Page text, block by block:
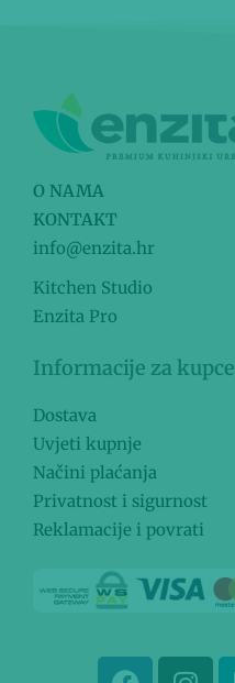
O NAMA
KONTAKT
info@enzita.hr
Kitchen Studio
Enzita Pro
Informacije za kupce
Dostava
Uvjeti kupnje
Načini plaćanja
Privatnost i sigurnost
Reklamacije i povrati